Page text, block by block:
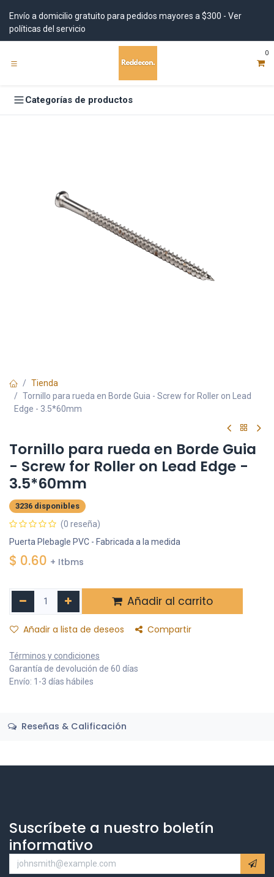
Envío a domicilio gratuito para pedidos mayores a $300 - Ver
políticas del servicio
0
Categorías de productos
Tienda
Tornillo para rueda en Borde Guia - Screw for Roller on Lead
Edge - 3.5*60mm
Tornillo para rueda en Borde Guia
- Screw for Roller on Lead Edge -
3.5*60mm
3236 disponibles
(0 reseña)
Puerta Plebagle PVC - Fabricada a la medida
$ 0.60 + Itbms
Añadir al carrito
Añadir a lista de deseos Compartir
Términos y condiciones
Garantía de devolución de 60 días
Envío: 1-3 días hábiles
Reseñas & Calificación
Suscríbete a nuestro boletín
informativo